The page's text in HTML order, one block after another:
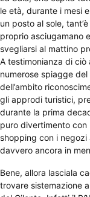
le età, durante i mesi
un posto al sole,
proprio asciugamano
svegliarsi al mattino
A testimonianza di
numerose spiagge
dell’ambito
gli approdi turistici,
durante la prima
puro divertimento
shopping con i
davvero ancora in
Bene, allora lasciala
trovare sistemazione